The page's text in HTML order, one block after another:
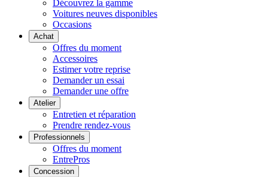
Découvrez la gamme
Voitures neuves disponibles
Occasions
Achat
Offres du moment
Accessoires
Estimer votre reprise
Demander un essai
Demander une offre
Atelier
Entretien et réparation
Prendre rendez-vous
Professionnels
Offres du moment
EntrePros
Concession